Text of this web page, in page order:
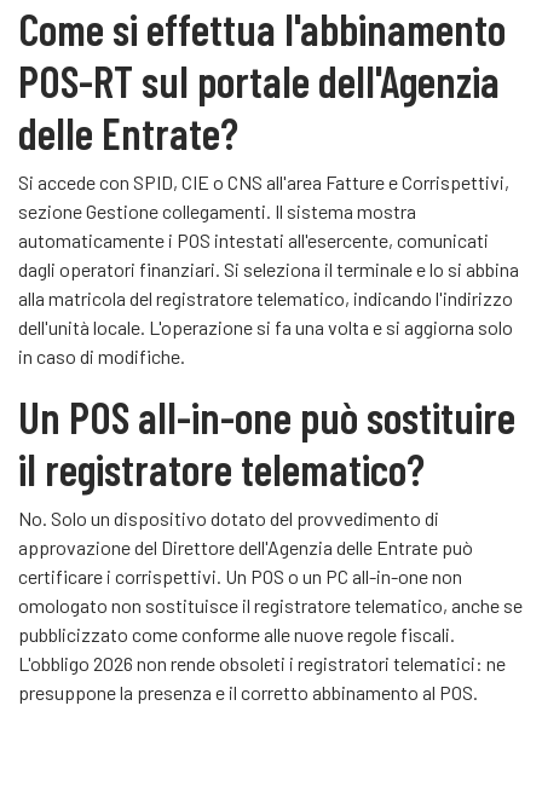
Come si effettua l'abbinamento
POS-RT sul portale dell'Agenzia
delle Entrate?
Si accede con SPID, CIE o CNS all'area Fatture e Corrispettivi,
sezione Gestione collegamenti. Il sistema mostra
automaticamente i POS intestati all'esercente, comunicati
dagli operatori finanziari. Si seleziona il terminale e lo si abbina
alla matricola del registratore telematico, indicando l'indirizzo
dell'unità locale. L'operazione si fa una volta e si aggiorna solo
in caso di modifiche.
Un POS all-in-one può sostituire
il registratore telematico?
No. Solo un dispositivo dotato del provvedimento di
approvazione del Direttore dell'Agenzia delle Entrate può
certificare i corrispettivi. Un POS o un PC all-in-one non
omologato non sostituisce il registratore telematico, anche se
pubblicizzato come conforme alle nuove regole fiscali.
L'obbligo 2026 non rende obsoleti i registratori telematici: ne
presuppone la presenza e il corretto abbinamento al POS.